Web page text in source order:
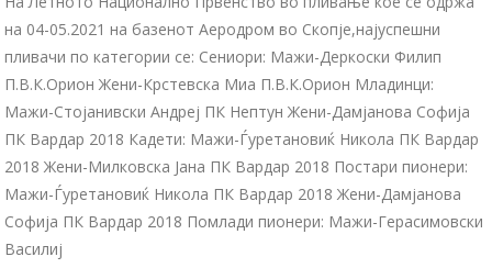
на 04-05.2021 на базенот Аеродром во Скопје,најуспешни
пливачи по категории се: Сениори: Мажи-Деркоски Филип
П.В.К.Орион Жени-Крстевска Миа П.В.К.Орион Младинци:
Мажи-Стојанивски Андреј ПК Нептун Жени-Дамјанова Софија
ПК Вардар 2018 Кадети: Мажи-Ѓуретановиќ Никола ПК Вардар
2018 Жени-Милковска Јана ПК Вардар 2018 Постари пионери:
Мажи-Ѓуретановиќ Никола ПК Вардар 2018 Жени-Дамјанова
Софија ПК Вардар 2018 Помлади пионери: Мажи-Герасимовски
Василиј